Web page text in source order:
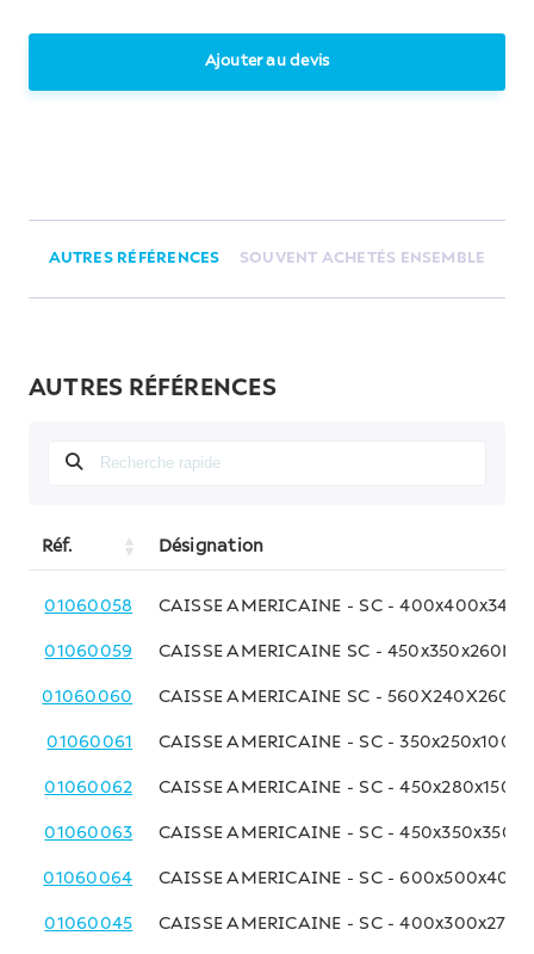
Ajouter au devis
AUTRES RÉFÉRENCES SOUVENT ACHETÉS ENSEMBLE
AUTRES RÉFÉRENCES
Réf. Désignation
01060058 CAISSE AMERICAINE - SC - 400x400x340
01060059 CAISSE AMERICAINE SC -
01060060 CAISSE AMERICAINE SC -
01060061 CAISSE AMERICAINE - SC - 350x250x100
01060062 CAISSE AMERICAINE - SC - 450x280x150
01060063 CAISSE AMERICAINE - SC -
01060064 CAISSE AMERICAINE - SC -
01060045 CAISSE AMERICAINE - SC - 400x300x270